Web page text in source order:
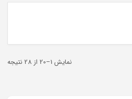
نمایش 1–20 از 28 نتیجه